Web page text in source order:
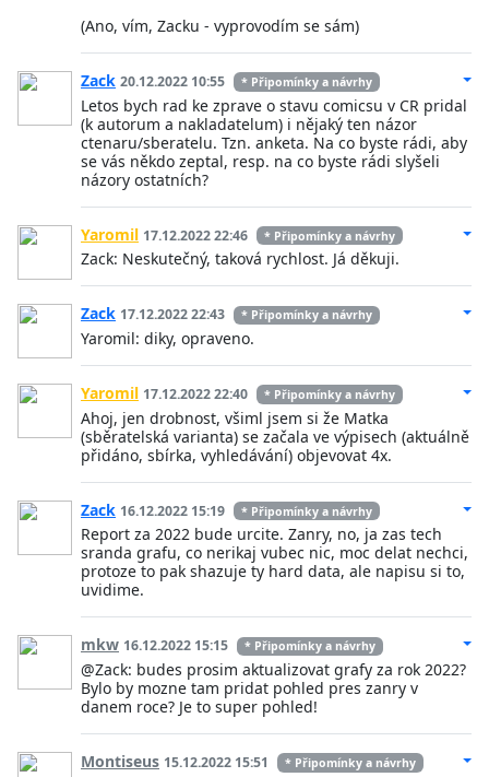
(Ano, vím, Zacku - vyprovodím se sám)
Zack 20.12.2022 10:55 * Připomínky a návrhy
Letos bych rad ke zprave o stavu comicsu v CR pridal
(k autorum a nakladatelum) i nějaký ten názor
ctenaru/sberatelu. Tzn. anketa. Na co byste rádi, aby
se vás někdo zeptal, resp. na co byste rádi slyšeli
názory ostatních?
Yaromil 17.12.2022 22:46 * Připomínky a návrhy
Zack: Neskutečný, taková rychlost. Já děkuji.
Zack 17.12.2022 22:43 * Připomínky a návrhy
Yaromil: diky, opraveno.
Yaromil 17.12.2022 22:40 * Připomínky a návrhy
Ahoj, jen drobnost, všiml jsem si že Matka
(sběratelská varianta) se začala ve výpisech (aktuálně
přidáno, sbírka, vyhledávání) objevovat 4x.
Zack 16.12.2022 15:19 * Připomínky a návrhy
Report za 2022 bude urcite. Zanry, no, ja zas tech
sranda grafu, co nerikaj vubec nic, moc delat nechci,
protoze to pak shazuje ty hard data, ale napisu si to,
uvidime.
mkw 16.12.2022 15:15 * Připomínky a návrhy
@Zack: budes prosim aktualizovat grafy za rok 2022?
Bylo by mozne tam pridat pohled pres zanry v
danem roce? Je to super pohled!
Montiseus 15.12.2022 15:51 * Připomínky a návrhy